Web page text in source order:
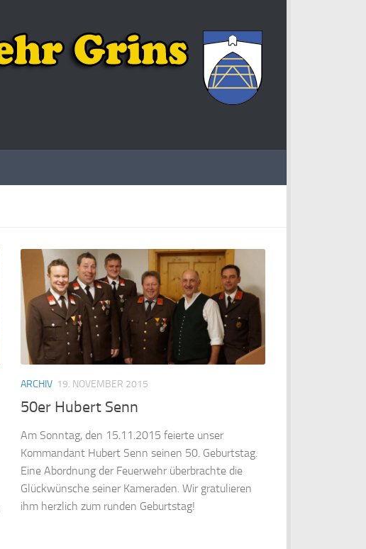
ARCHIV 19. NOVEMBER 2015
50er Hubert Senn
Am Sonntag, den 15.11.2015 feierte unser
Kommandant Hubert Senn seinen 50. Geburtstag.
Eine Abordnung der Feuerwehr überbrachte die
Glückwünsche seiner Kameraden. Wir gratulieren
ihm herzlich zum runden Geburtstag!